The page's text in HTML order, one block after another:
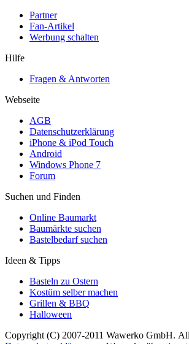
Partner
Fan-Artikel
Werbung schalten
Hilfe
Fragen & Antworten
Webseite
AGB
Datenschutzerklärung
iPhone & iPod Touch
Android
Windows Phone 7
Forum
Suchen und Finden
Online Baumarkt
Baumärkte suchen
Bastelbedarf suchen
Ideen & Tipps
Basteln zu Ostern
Kostüm selber machen
Grillen & BBQ
Halloween
Copyright (C) 2007-2011 Wawerko GmbH.